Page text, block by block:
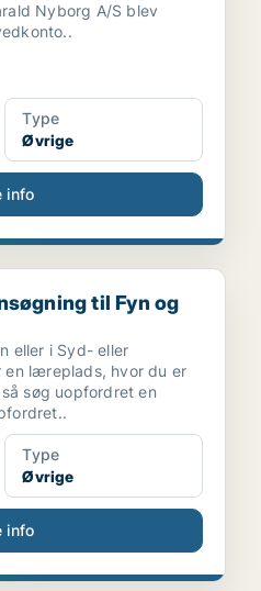
Nyborg A/S blev
Type
Øvrige
info
til Fyn og Syd- & Søn...
til Fyn og
eller i Syd- eller
en læreplads, hvor du er
søg uopfordret en
os. En uopfordret..
Type
Øvrige
info